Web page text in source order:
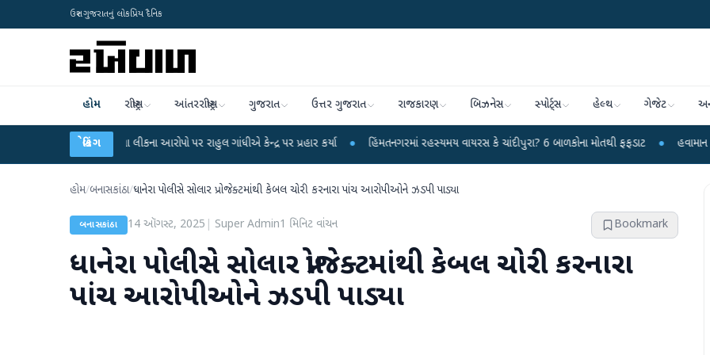
ઉત્તર ગુજરાતનું લોકપ્રિય દૈનિક
હોમ રાષ્ટ્રીય આંતરરાષ્ટ્રીય ગુજરાત ઉત્તર ગુજરાત રાજકારણ બિઝનેસ સ્પોર્ટ્સ હેલ્થ ગેજેટ
બ્રેકિંગ
NET પરીક્ષા લીકના આરોપો પર રાહુલ ગાંધીએ કેન્દ્ર પર પ્રહાર કર્યા ● હિંમતનગરમાં રહસ્યમય વાયરસ કે ચાંદીપુરા? 6 બાળકોના મોતથી ફફડાટ ● હવામાન વિભાગે 18
હોમ/બનાસકાંઠા/ધાનેરા પોલીસે સોલાર પ્રોજેક્ટમાંથી કેબલ ચોરી કરનારા પાંચ આરોપીઓને ઝડપી પાડ્યા
બનાસકાંઠા 14 ઑગસ્ટ, 2025 Super Admin1 મિનિટ વાંચન Bookmark
ધાનેરા પોલીસે સોલાર પ્રોજેક્ટમાંથી કેબલ ચોરી કરનારા
પાંચ આરોપીઓને ઝડપી પાડ્યા